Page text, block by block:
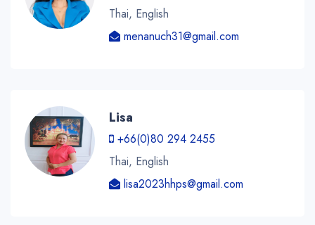
Thai, English
menanuch31@gmail.com
Lisa
+66(0)80 294 2455
Thai, English
lisa2023hhps@gmail.com